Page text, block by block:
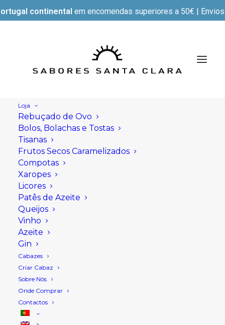
continental em encomendas superiores a 50€ |
Loja
Rebuçado de Ovo
Bolos, Bolachas e Tostas
Tisanas
Frutos Secos Caramelizados
Compotas
Xaropes
Licores
Patês de Azeite
Queijos
Vinho
Azeite
Gin
Cabazes
Criar Cabaz
Sobre Nós
Onde Comprar
Contactos